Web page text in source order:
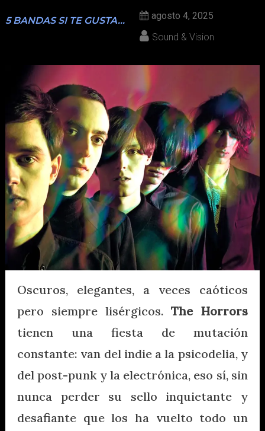
5 BANDAS SI TE GUSTA...
agosto 4, 2025
Sound & Vision
Oscuros, elegantes, a veces caóticos
pero siempre lisérgicos.The Horrors
tienen una fiesta de mutación
constante: van del indie a la psicodelia, y
del post-punk y la electrónica, eso sí, sin
nunca perder su sello inquietante y
desafiante que los ha vuelto todo un